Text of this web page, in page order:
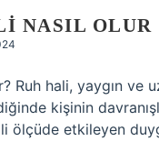
NASIL OLUR
Ruh hali, yaygın ve
kişinin
ölçüde etkileyen